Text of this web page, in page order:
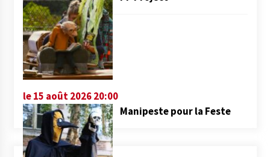
le 15 août 2026 20:00
Manipeste pour la Feste